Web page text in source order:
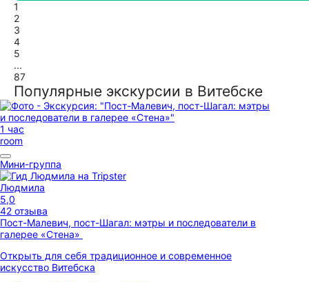
1
2
3
4
5
...
87
Популярные экскурсии в Витебске
1 час
room
Мини-группа
Людмила
5,0
42 отзыва
Пост-Малевич, пост-Шагал: мэтры и последователи в
галерее «Стена»
Открыть для себя традиционное и современное
искусство Витебска